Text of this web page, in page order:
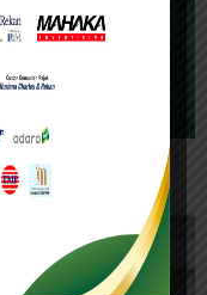
Triliun